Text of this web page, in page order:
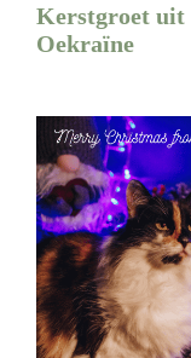
Kerstgroet uit
Oekraïne